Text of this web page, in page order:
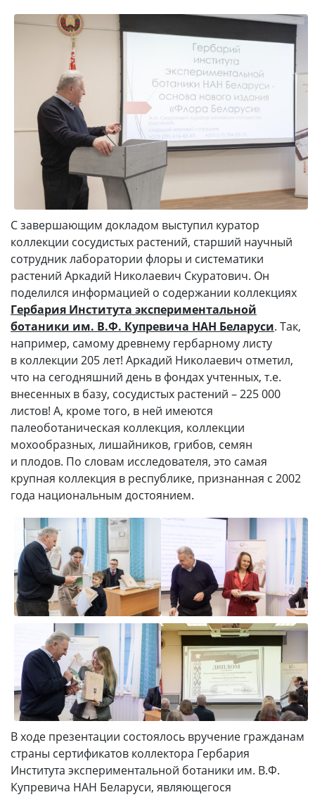
С завершающим докладом выступил куратор
коллекции сосудистых растений, старший научный
сотрудник лаборатории флоры и систематики
растений Аркадий Николаевич Скуратович. Он
поделился информацией о содержании коллекциях
Гербария Института экспериментальной
ботаники им. В.Ф. Купревича НАН Беларуси. Так,
например, самому древнему гербарному листу
в коллекции 205 лет! Аркадий Николаевич отметил,
что на сегодняшний день в фондах учтенных, т.е.
внесенных в базу, сосудистых растений – 225 000
листов! А, кроме того, в ней имеются
палеоботаническая коллекция, коллекции
мохообразных, лишайников, грибов, семян
и плодов. По словам исследователя, это самая
крупная коллекция в республике, признанная с 2002
года национальным достоянием.
В ходе презентации состоялось вручение гражданам
страны сертификатов коллектора Гербария
Института экспериментальной ботаники им. В.Ф.
Купревича НАН Беларуси, являющегося